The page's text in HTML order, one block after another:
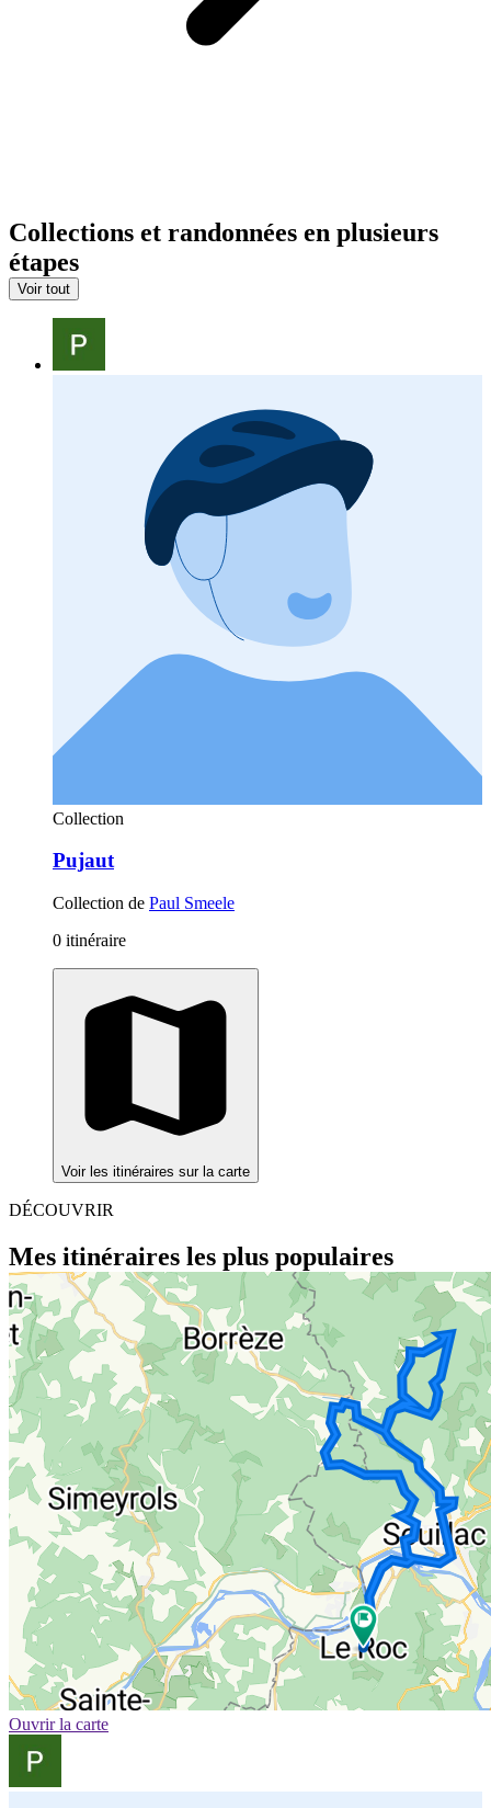
Collections et randonnées en plusieurs
étapes
Voir tout
Collection
Pujaut
Collection de Paul Smeele
0 itinéraire
Voir les itinéraires sur la carte
DÉCOUVRIR
Mes itinéraires les plus populaires
Ouvrir la carte